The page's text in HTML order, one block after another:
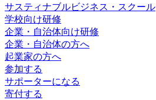
サスティナブルビジネス・スクール
学校向け研修
企業・自治体向け研修
企業・自治体の方へ
起業家の方へ
参加する
サポーターになる
寄付する